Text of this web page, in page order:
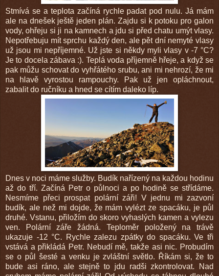
Stmívá se a teplota začíná rychle padat pod nulu. Já mám
ale na dnešek ještě jeden plán. Zajdu si k potoku pro galon
vody, ohřeju si ji na kamnech a jdu si před chatu umýt vlasy.
Nepotřebuju mít sprchu každý den, ale pět dní nemyté vlasy
už jsou mi nepříjemné. Už jste si někdy myli vlasy v -7 °C?
Je to docela zábava :). Teplá voda příjemně hřeje, a když se
pak můžu schovat do vyhřátého srubu, ani mi nehrozí, že mi
na hlavě vyrostou rampouchy. Pak už jen opláchnout,
zabalit do ručníku a hned se cítím daleko líp.
Dnes v noci máme služby. Budík nařízený na každou hodinu
až do tří. Začíná Petr o půlnoci a po hodině se střídáme.
Nesmíme přeci prospat polární záři! V jednu mi zazvoní
budík, ale než mi dojde, že mám vylézt ze spacáku, je půl
druhé. Vstanu, přiložím do skoro vyhaslých kamen a vylezu
ven. Polární záře žádná. Teploměr položený na trávě
ukazuje -12 °C. Rychle zalezu zpátky do spacáku. Ve tři
vstává a přikládá Petr. Nebudí mě, takže asi nic. Probudím
se o půl šesté a venku je zvláštní světlo. Říkám si, že to
bude asi ráno, ale stejně to jdu radši zkontrolovat. Nad